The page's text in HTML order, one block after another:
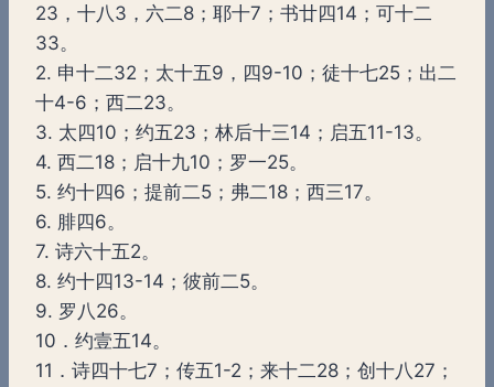
23，十八3，六二8；耶十7；书廿四14；可十二
33。
2. 申十二32；太十五9，四9-10；徒十七25；出二
十4-6；西二23。
3. 太四10；约五23；林后十三14；启五11-13。
4. 西二18；启十九10；罗一25。
5. 约十四6；提前二5；弗二18；西三17。
6. 腓四6。
7. 诗六十五2。
8. 约十四13-14；彼前二5。
9. 罗八26。
10．约壹五14。
11．诗四十七7；传五1-2；来十二28；创十八27；